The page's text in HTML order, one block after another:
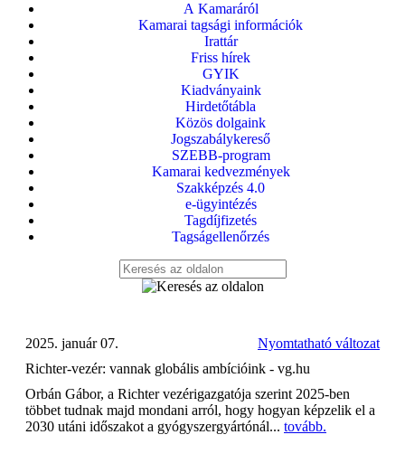
A Kamaráról
Kamarai tagsági információk
Irattár
Friss hírek
GYIK
Kiadványaink
Hirdetőtábla
Közös dolgaink
Jogszabálykereső
SZEBB-program
Kamarai kedvezmények
Szakképzés 4.0
e-ügyintézés
Tagdíjfizetés
Tagságellenőrzés
Nyomtatható változat
2025. január 07.
Richter-vezér: vannak globális ambícióink - vg.hu
Orbán Gábor, a Richter vezérigazgatója szerint 2025-ben
többet tudnak majd mondani arról, hogy hogyan képzelik el a
2030 utáni időszakot a gyógyszergyártónál... tovább.